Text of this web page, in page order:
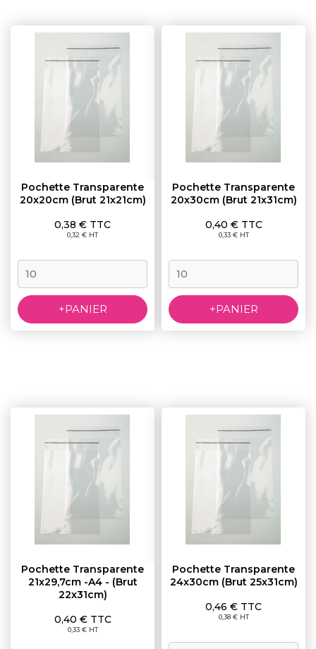
Pochette Transparente
20x20cm (brut 21x21cm)
0,38 € TTC
0,32 € HT
+PANIER
Pochette Transparente
20x30cm (brut 21x31cm)
0,40 € TTC
0,33 € HT
+PANIER
Pochette Transparente
21x29,7cm -A4 - (brut
22x31cm)
0,40 € TTC
0,33 € HT
Pochette Transparente
24x30cm (brut 25x31cm)
0,46 € TTC
0,38 € HT